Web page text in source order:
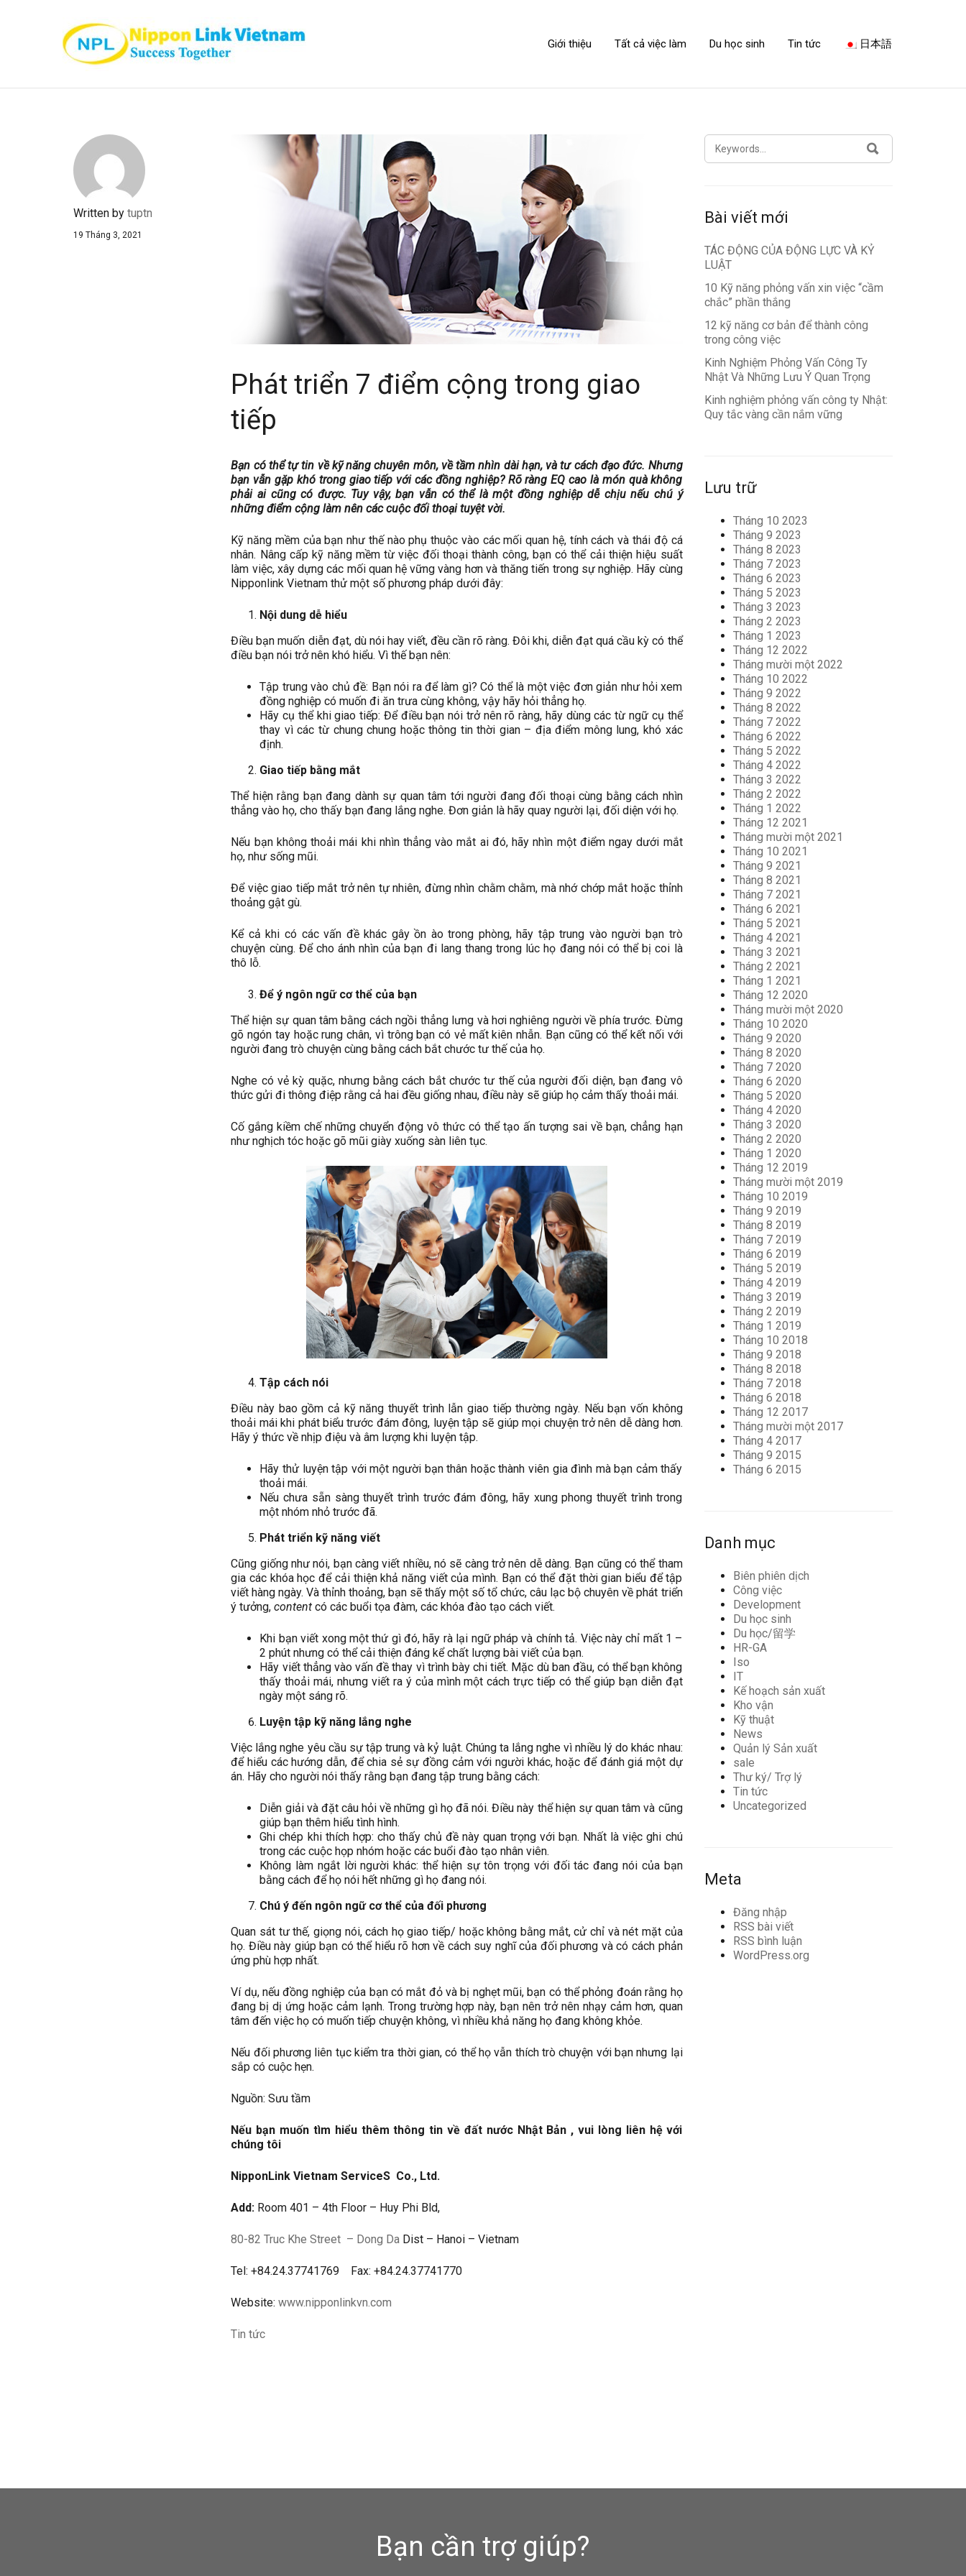
Giới thiệu Tất cả việc làm Du học sinh Tin tức 日本語
Written by tuptn
19 Tháng 3, 2021
Phát triển 7 điểm cộng trong giao
tiếp
Bạn có thể tự tin về kỹ năng chuyên môn, về tầm nhìn dài hạn, và tư cách đạo đức. Nhưng
bạn vẫn gặp khó trong giao tiếp với các đồng nghiệp? Rõ ràng EQ cao là món quà không
phải ai cũng có được. Tuy vậy, bạn vẫn có thể là một đồng nghiệp dễ chịu nếu chú ý
những điểm cộng làm nên các cuộc đối thoại tuyệt vời.
Kỹ năng mềm của bạn như thế nào phụ thuộc vào các mối quan hệ, tính cách và thái độ cá
nhân. Nâng cấp kỹ năng mềm từ việc đối thoại thành công, bạn có thể cải thiện hiệu suất
làm việc, xây dựng các mối quan hệ vững vàng hơn và thăng tiến trong sự nghiệp. Hãy cùng
Nipponlink Vietnam thử một số phương pháp dưới đây:
Nội dung dễ hiểu
Điều bạn muốn diễn đạt, dù nói hay viết, đều cần rõ ràng. Đôi khi, diễn đạt quá cầu kỳ có thể
điều bạn nói trở nên khó hiểu. Vì thế bạn nên:
Tập trung vào chủ đề: Bạn nói ra để làm gì? Có thể là một việc đơn giản như hỏi xem
đồng nghiệp có muốn đi ăn trưa cùng không, vậy hãy hỏi thẳng họ.
Hãy cụ thể khi giao tiếp: Để điều bạn nói trở nên rõ ràng, hãy dùng các từ ngữ cụ thể
thay vì các từ chung chung hoặc thông tin thời gian – địa điểm mông lung, khó xác
định.
Giao tiếp bằng mắt
Thể hiện rằng bạn đang dành sự quan tâm tới người đang đối thoại cùng bằng cách nhìn
thẳng vào họ, cho thấy bạn đang lắng nghe. Đơn giản là hãy quay người lại, đối diện với họ.
Nếu bạn không thoải mái khi nhìn thẳng vào mắt ai đó, hãy nhìn một điểm ngay dưới mắt
họ, như sống mũi.
Để việc giao tiếp mắt trở nên tự nhiên, đừng nhìn chằm chằm, mà nhớ chớp mắt hoặc thỉnh
thoảng gật gù.
Kể cả khi có các vấn đề khác gây ồn ào trong phòng, hãy tập trung vào người bạn trò
chuyện cùng. Để cho ánh nhìn của bạn đi lang thang trong lúc họ đang nói có thể bị coi là
thô lỗ.
Để ý ngôn ngữ cơ thể của bạn
Thể hiện sự quan tâm bằng cách ngồi thẳng lưng và hơi nghiêng người về phía trước. Đừng
gõ ngón tay hoặc rung chân, vì trông bạn có vẻ mất kiên nhẫn. Bạn cũng có thể kết nối với
người đang trò chuyện cùng bằng cách bắt chước tư thế của họ.
Nghe có vẻ kỳ quặc, nhưng bằng cách bắt chước tư thế của người đối diện, bạn đang vô
thức gửi đi thông điệp rằng cả hai đều giống nhau, điều này sẽ giúp họ cảm thấy thoải mái.
Cố gắng kiềm chế những chuyển động vô thức có thể tạo ấn tượng sai về bạn, chẳng hạn
như nghịch tóc hoặc gõ mũi giày xuống sàn liên tục.
Tập cách nói
Điều này bao gồm cả kỹ năng thuyết trình lẫn giao tiếp thường ngày. Nếu bạn vốn không
thoải mái khi phát biểu trước đám đông, luyện tập sẽ giúp mọi chuyện trở nên dễ dàng hơn.
Hãy ý thức về nhịp điệu và âm lượng khi luyện tập.
Hãy thử luyện tập với một người bạn thân hoặc thành viên gia đình mà bạn cảm thấy
thoải mái.
Nếu chưa sẵn sàng thuyết trình trước đám đông, hãy xung phong thuyết trình trong
một nhóm nhỏ trước đã.
Phát triển kỹ năng viết
Cũng giống như nói, bạn càng viết nhiều, nó sẽ càng trở nên dễ dàng. Bạn cũng có thể tham
gia các khóa học để cải thiện khả năng viết của mình. Bạn có thể đặt thời gian biểu để tập
viết hàng ngày. Và thỉnh thoảng, bạn sẽ thấy một số tổ chức, câu lạc bộ chuyên về phát triển
ý tưởng,content có các buổi tọa đàm, các khóa đào tạo cách viết.
Khi bạn viết xong một thứ gì đó, hãy rà lại ngữ pháp và chính tả. Việc này chỉ mất 1 –
2 phút nhưng có thể cải thiện đáng kể chất lượng bài viết của bạn.
Hãy viết thẳng vào vấn đề thay vì trình bày chi tiết. Mặc dù ban đầu, có thể bạn không
thấy thoải mái, nhưng viết ra ý của mình một cách trực tiếp có thể giúp bạn diễn đạt
ngày một sáng rõ.
Luyện tập kỹ năng lắng nghe
Việc lắng nghe yêu cầu sự tập trung và kỷ luật. Chúng ta lắng nghe vì nhiều lý do khác nhau:
để hiểu các hướng dẫn, để chia sẻ sự đồng cảm với người khác, hoặc để đánh giá một dự
án. Hãy cho người nói thấy rằng bạn đang tập trung bằng cách:
Diễn giải và đặt câu hỏi về những gì họ đã nói. Điều này thể hiện sự quan tâm và cũng
giúp bạn thêm hiểu tình hình.
Ghi chép khi thích hợp: cho thấy chủ đề này quan trọng với bạn. Nhất là việc ghi chú
trong các cuộc họp nhóm hoặc các buổi đào tạo nhân viên.
Không làm ngắt lời người khác: thể hiện sự tôn trọng với đối tác đang nói của bạn
bằng cách để họ nói hết những gì họ đang nói.
Chú ý đến ngôn ngữ cơ thể của đối phương
Quan sát tư thế, giọng nói, cách họ giao tiếp/ hoặc không bằng mắt, cử chỉ và nét mặt của
họ. Điều này giúp bạn có thể hiểu rõ hơn về cách suy nghĩ của đối phương và có cách phản
ứng phù hợp nhất.
Ví dụ, nếu đồng nghiệp của bạn có mắt đỏ và bị nghẹt mũi, bạn có thể phỏng đoán rằng họ
đang bị dị ứng hoặc cảm lạnh. Trong trường hợp này, bạn nên trở nên nhạy cảm hơn, quan
tâm đến việc họ có muốn tiếp chuyện không, vì nhiều khả năng họ đang không khỏe.
Nếu đối phương liên tục kiểm tra thời gian, có thể họ vẫn thích trò chuyện với bạn nhưng lại
sắp có cuộc hẹn.
Nguồn: Sưu tầm
Nếu bạn muốn tìm hiểu thêm thông tin về đất nước Nhật Bản , vui lòng liên hệ với
chúng tôi
NipponLink Vietnam ServiceS Co., Ltd.
Add: Room 401 – 4th Floor – Huy Phi Bld,
80-82 Truc Khe Street – Dong Da Dist – Hanoi – Vietnam
Tel: +84.24.37741769 Fax: +84.24.37741770
Website:www.nipponlinkvn.com
Tin tức
SEARCH
FOR:
Bài viết mới
TÁC ĐỘNG CỦA ĐỘNG LỰC VÀ KỶ
LUẬT
10 Kỹ năng phỏng vấn xin việc “cầm
chắc” phần thắng
12 kỹ năng cơ bản để thành công
trong công việc
Kinh Nghiệm Phỏng Vấn Công Ty
Nhật Và Những Lưu Ý Quan Trọng
Kinh nghiệm phỏng vấn công ty Nhật:
Quy tắc vàng cần nắm vững
Lưu trữ
Tháng 10 2023
Tháng 9 2023
Tháng 8 2023
Tháng 7 2023
Tháng 6 2023
Tháng 5 2023
Tháng 3 2023
Tháng 2 2023
Tháng 1 2023
Tháng 12 2022
Tháng mười một 2022
Tháng 10 2022
Tháng 9 2022
Tháng 8 2022
Tháng 7 2022
Tháng 6 2022
Tháng 5 2022
Tháng 4 2022
Tháng 3 2022
Tháng 2 2022
Tháng 1 2022
Tháng 12 2021
Tháng mười một 2021
Tháng 10 2021
Tháng 9 2021
Tháng 8 2021
Tháng 7 2021
Tháng 6 2021
Tháng 5 2021
Tháng 4 2021
Tháng 3 2021
Tháng 2 2021
Tháng 1 2021
Tháng 12 2020
Tháng mười một 2020
Tháng 10 2020
Tháng 9 2020
Tháng 8 2020
Tháng 7 2020
Tháng 6 2020
Tháng 5 2020
Tháng 4 2020
Tháng 3 2020
Tháng 2 2020
Tháng 1 2020
Tháng 12 2019
Tháng mười một 2019
Tháng 10 2019
Tháng 9 2019
Tháng 8 2019
Tháng 7 2019
Tháng 6 2019
Tháng 5 2019
Tháng 4 2019
Tháng 3 2019
Tháng 2 2019
Tháng 1 2019
Tháng 10 2018
Tháng 9 2018
Tháng 8 2018
Tháng 7 2018
Tháng 6 2018
Tháng 12 2017
Tháng mười một 2017
Tháng 4 2017
Tháng 9 2015
Tháng 6 2015
Danh mục
Biên phiên dịch
Công việc
Development
Du học sinh
Du học/留学
HR-GA
Iso
IT
Kế hoạch sản xuất
Kho vận
Kỹ thuật
News
Quản lý Sản xuất
sale
Thư ký/ Trợ lý
Tin tức
Uncategorized
Meta
Đăng nhập
RSS bài viết
RSS bình luận
WordPress.org
Bạn cần trợ giúp?